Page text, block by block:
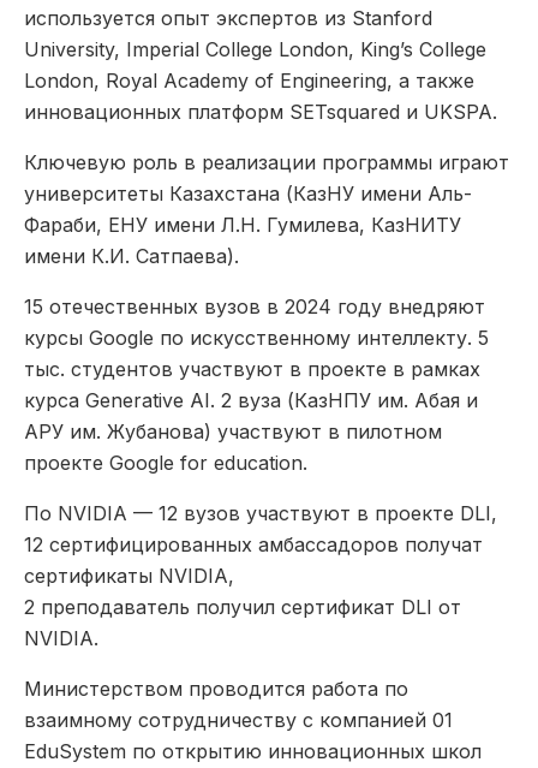
используется опыт экспертов из Stanford
University, Imperial College London, King’s College
London, Royal Academy of Engineering, а также
инновационных платформ SETsquared и UKSPA.
Ключевую роль в реализации программы играют
университеты Казахстана (КазНУ имени Аль-
Фараби, ЕНУ имени Л.Н. Гумилева, КазНИТУ
имени К.И. Сатпаева).
15 отечественных вузов в 2024 году внедряют
курсы Google по искусственному интеллекту. 5
тыс. студентов участвуют в проекте в рамках
курса Generative AI. 2 вуза (КазНПУ им. Абая и
АРУ им. Жубанова) участвуют в пилотном
проекте Google for education.
По NVIDIA — 12 вузов участвуют в проекте DLI,
12 сертифицированных амбассадоров получат
сертификаты NVIDIA,
2 преподаватель получил сертификат DLI от
NVIDIA.
Министерством проводится работа по
взаимному сотрудничеству с компанией 01
EduSystem по открытию инновационных школ